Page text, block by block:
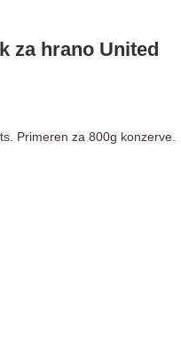
za hrano United
Primeren za 800g konzerve.